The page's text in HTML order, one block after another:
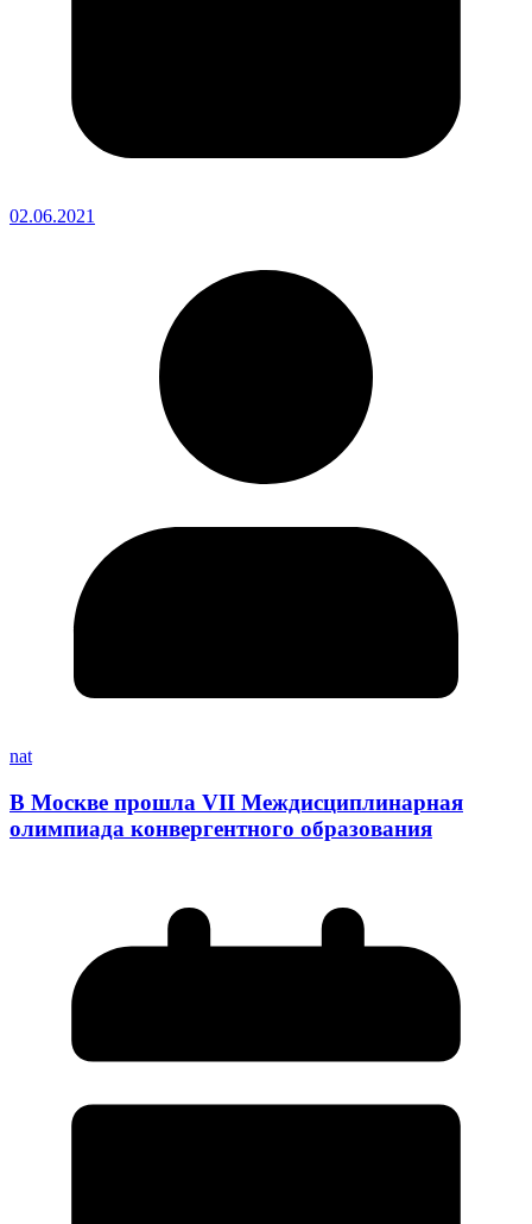
02.06.2021
nat
В Москве прошла VII Междисциплинарная
олимпиада конвергентного образования